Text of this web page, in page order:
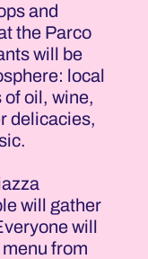
and
the Parco
will be
local
oil, wine,
delicacies,
will gather
will
from